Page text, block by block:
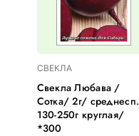
СВЕКЛА
Свекла Любава /
Сотка/ 2г/ среднесп.
130-250г круглая/
*300